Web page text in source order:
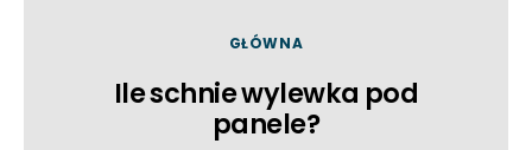
GŁÓWNA
Ile schnie wylewka pod
panele?